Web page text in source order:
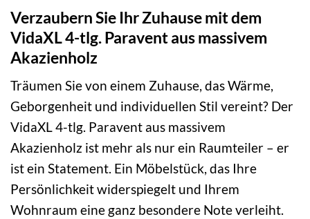
Verzaubern Sie Ihr Zuhause mit dem
VidaXL 4-tlg. Paravent aus massivem
Akazienholz
Träumen Sie von einem Zuhause, das Wärme,
Geborgenheit und individuellen Stil vereint? Der
VidaXL 4-tlg. Paravent aus massivem
Akazienholz ist mehr als nur ein Raumteiler – er
ist ein Statement. Ein Möbelstück, das Ihre
Persönlichkeit widerspiegelt und Ihrem
Wohnraum eine ganz besondere Note verleiht.